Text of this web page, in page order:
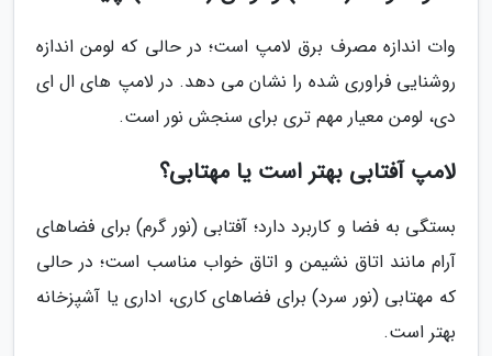
وات اندازه مصرف برق لامپ است؛ در حالی که لومن اندازه
روشنایی فراوری شده را نشان می دهد. در لامپ های ال ای
دی، لومن معیار مهم تری برای سنجش نور است.
لامپ آفتابی بهتر است یا مهتابی؟
بستگی به فضا و کاربرد دارد؛ آفتابی (نور گرم) برای فضاهای
آرام مانند اتاق نشیمن و اتاق خواب مناسب است؛ در حالی
که مهتابی (نور سرد) برای فضاهای کاری، اداری یا آشپزخانه
بهتر است.